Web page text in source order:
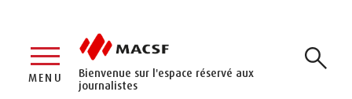
Bienvenue sur l'espace réservé aux
journalistes
MENU